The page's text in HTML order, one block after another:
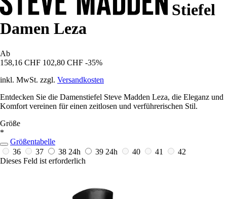
Stiefel
Damen Leza
Ab
158,16 CHF 102,80 CHF -35%
inkl. MwSt. zzgl. Versandkosten
Entdecken Sie die Damenstiefel Steve Madden Leza, die Eleganz und
Komfort vereinen für einen zeitlosen und verführerischen Stil.
Größe
*
Größentabelle
36
37 38 24h 39 24h 40 41
42
Dieses Feld ist erforderlich